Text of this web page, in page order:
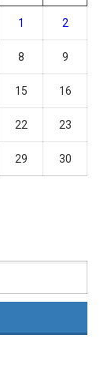
1 2
8 9
15 16
22 23
29 30